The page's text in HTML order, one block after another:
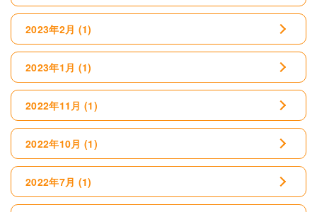
2023年2月 (1)
2023年1月 (1)
2022年11月 (1)
2022年10月 (1)
2022年7月 (1)